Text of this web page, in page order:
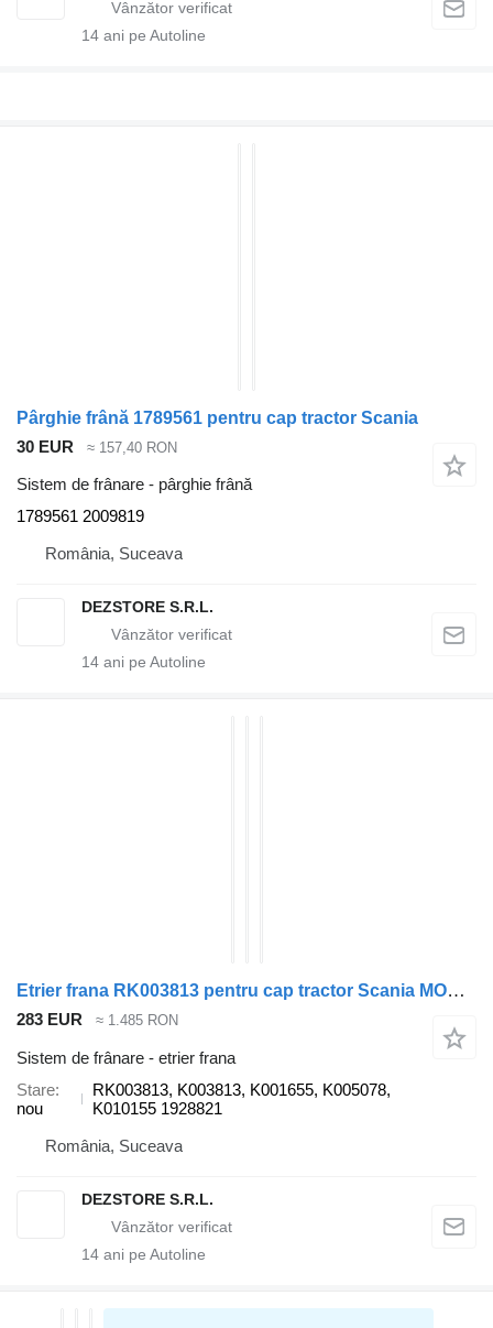
14 ani pe Autoline
Pârghie frână 1789561 pentru cap tractor Scania
30 EUR
≈ 157,40 RON
Sistem de frânare - pârghie frână
1789561 2009819
România, Suceava
DEZSTORE S.R.L.
14 ani pe Autoline
Etrier frana RK003813 pentru cap tractor Scania MODEL R
283 EUR ≈ 1.485 RON
Sistem de frânare - etrier frana
Stare
nou
RK003813, K003813, K001655, K005078,
K010155 1928821
România, Suceava
DEZSTORE S.R.L.
14 ani pe Autoline